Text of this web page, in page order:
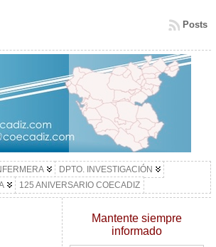
Posts
DPTO. INVESTIGACIÓN
125 ANIVERSARIO COECADIZ
Mantente siempre
informado